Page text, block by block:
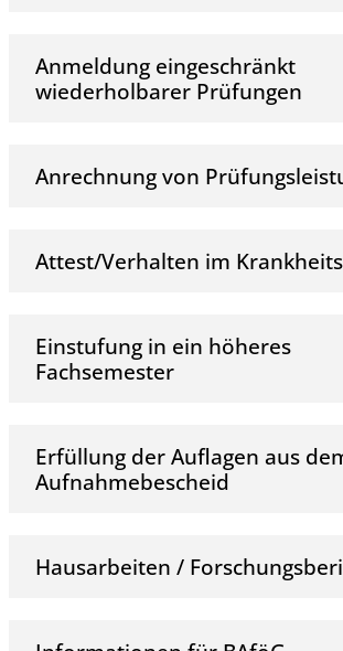
Anmeldung eingeschränkt
wiederholbarer Prüfungen
Anrechnung von
Attest/Verhalten im
Einstufung in ein höheres
Fachsemester
Erfüllung der Auflagen aus
Aufnahmebescheid
Hausarbeiten /